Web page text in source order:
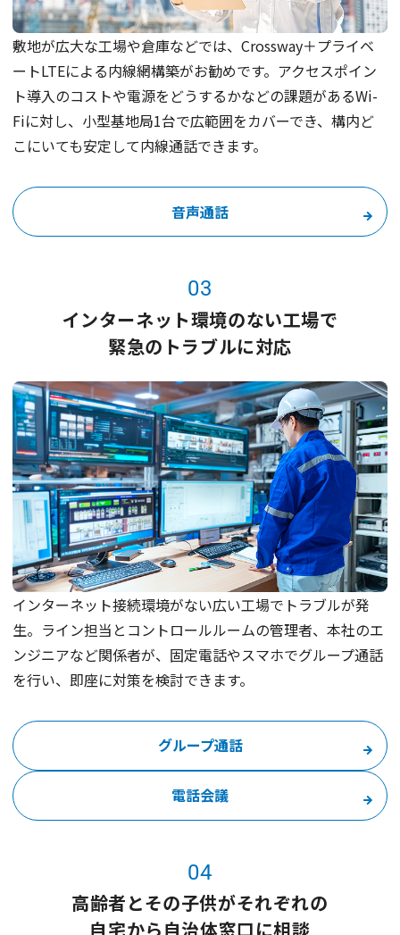
敷地が広大な工場や倉庫などでは、Crossway＋プライベ
ートLTEによる内線網構築がお勧めです。アクセスポイン
ト導入のコストや電源をどうするかなどの課題があるWi-
Fiに対し、小型基地局1台で広範囲をカバーでき、構内ど
こにいても安定して内線通話できます。
音声通話
03
インターネット環境のない工場で
緊急のトラブルに対応
インターネット接続環境がない広い工場でトラブルが発
生。ライン担当とコントロールルームの管理者、本社のエ
ンジニアなど関係者が、固定電話やスマホでグループ通話
を行い、即座に対策を検討できます。
グループ通話
電話会議
04
高齢者とその子供がそれぞれの
自宅から自治体窓口に相談